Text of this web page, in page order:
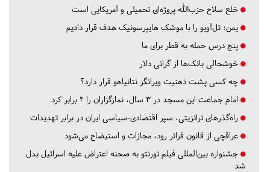
خلع سلاح حزب‌الله پروژه‌ای تحمیلی و آمریکایی است
یمن: تل‌آویو را با موشک هایپرسونیک هدف قرار دادیم
پنج درس‌ حمله به قطر برای ما
خوشحالی بانک‌ها از گرانی دلار
چه کسی پشت ذهنیت ویرانگر نتانیاهو قرار دارد؟
امام جماعت این مسجد در ۳ سال، نمازگزاران را ۴ برابر کرد
راه‌گذرهای ترانزیتی، سپر اقتصادی-سیاسی ایران در برابر تهدیدات
عراقچی از قانون فراتر رود، مجازات و استیضاح می‌شود
جشنواره بین‌المللی فیلم تورنتو به صحنه اعتراض علیه اسرائیل بدل
شد